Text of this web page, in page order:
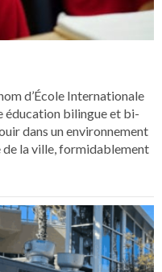
d’École Internationale
éducation bilingue et bi-
dans un environnement
de la ville, formidablement